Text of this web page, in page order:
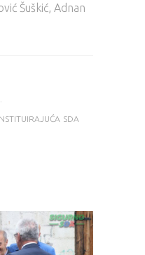
Šuškić, Adnan
SDA